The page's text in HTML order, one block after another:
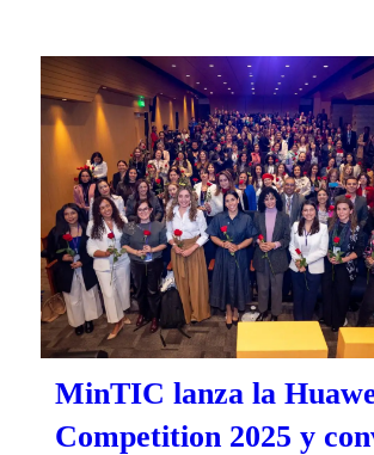
MinTIC lanza la
Competition 2025 y